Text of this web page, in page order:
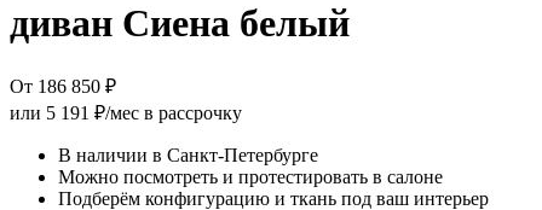
диван Сиена белый
От 186 850 ₽
или 5 191 ₽/мес в рассрочку
В наличии в Санкт-Петербурге
Можно посмотреть и протестировать в салоне
Подберём конфигурацию и ткань под ваш интерьер